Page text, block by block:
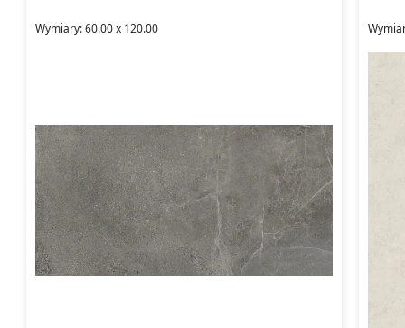
Wymiary: 60.00 x 120.00